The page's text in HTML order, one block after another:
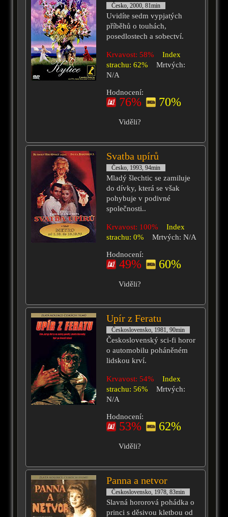
Česko, 2000, 81min
Uvidíte sedm vypjatých
příběhů o touhách,
posedlostech a sobectví.
Krvavost: 58%
Index
strachu: 62%
Mrtvých:
N/A
Hodnocení:
76% 70%
Viděli?
Svatba upírů
Česko, 1993, 94min
Mladý šlechtic se zamiluje
do dívky, která se však
pohybuje v podivné
společnosti..
Krvavost: 100%
Index
strachu: 0%
Mrtvých: N/A
Hodnocení:
49% 60%
Viděli?
Upír z Feratu
Československo, 1981, 90min
Československý sci-fi horor
o automobilu poháněném
lidskou krví.
Krvavost: 54%
Index
strachu: 56%
Mrtvých:
N/A
Hodnocení:
53% 62%
Viděli?
Panna a netvor
Československo, 1978, 83min
Slavná hororová pohádka o
princi s děsivou kletbou od